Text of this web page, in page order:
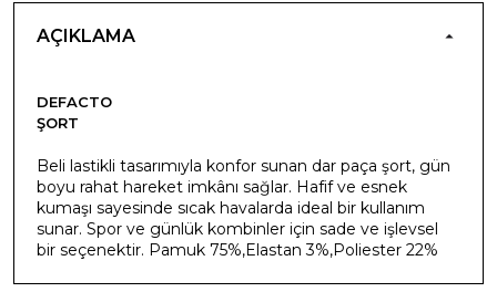
AÇIKLAMA
DEFACTO
ŞORT
Beli lastikli tasarımıyla konfor sunan dar paça şort, gün
boyu rahat hareket imkânı sağlar. Hafif ve esnek
kumaşı sayesinde sıcak havalarda ideal bir kullanım
sunar. Spor ve günlük kombinler için sade ve işlevsel
bir seçenektir. Pamuk 75%,Elastan 3%,Poliester 22%